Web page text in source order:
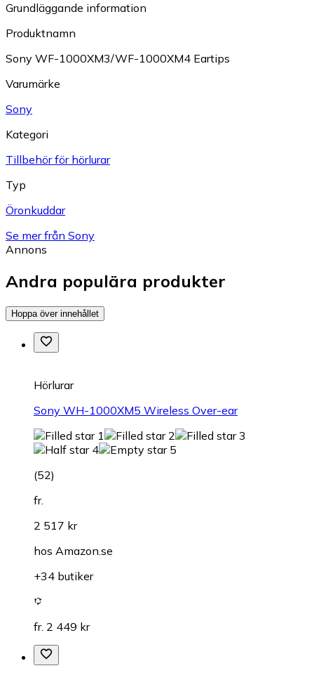
Grundläggande information
Produktnamn
Sony WF-1000XM3/WF-1000XM4 Eartips
Varumärke
Sony
Kategori
Tillbehör för hörlurar
Typ
Öronkuddar
Se mer från Sony
Annons
Andra populära produkter
Hoppa över innehållet
Hörlurar
Sony WH-1000XM5 Wireless Over-ear
(52)
fr.
2 517 kr
hos Amazon.se
+34 butiker
fr. 2 449 kr